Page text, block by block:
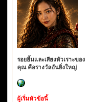
รอยยิ้มและเสียงหัวเราะของ
คุณ คือรางวัลอันยิ่งใหญ่
ผู้เริ่มหัวข้อนี้